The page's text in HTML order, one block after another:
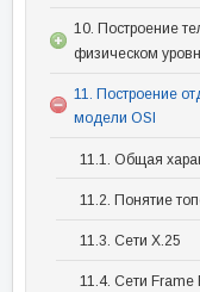
10. Построение
физическом
11. Построение
модели OSI
11.1. Общая
11.2. Понятие
11.3. Сети Х.25
11.4. Сети Frame